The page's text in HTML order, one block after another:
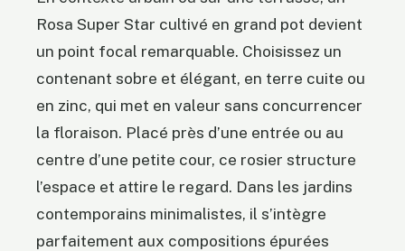
Rosa Super Star cultivé en grand pot devient
un point focal remarquable. Choisissez un
contenant sobre et élégant, en terre cuite ou
en zinc, qui met en valeur sans concurrencer
la floraison. Placé près d’une entrée ou au
centre d’une petite cour, ce rosier structure
l’espace et attire le regard. Dans les jardins
contemporains minimalistes, il s’intègre
parfaitement aux compositions épurées